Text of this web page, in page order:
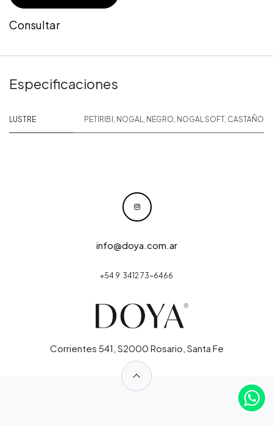
Consultar
Especificaciones
LUSTRE PETIRIBI NOGAL NEGRO NOGAL SOFT, CASTAÑO
info@doya.com.ar
Corrientes 541, S2000 Rosario, Santa Fe
+54 9 3412 73-6466